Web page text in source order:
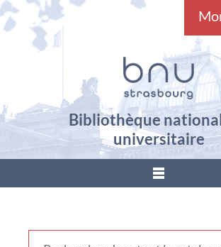
Bibliothèque
universitaire
???